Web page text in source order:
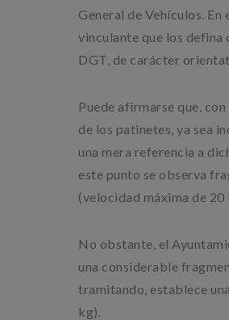
General de Vehículos.
vinculante que los defina
DGT, de carácter
Puede afirmarse que,
de los patinetes, ya sea
una mera referencia a
este punto se observa
(velocidad máxima de
No obstante, el
una considerable
tramitando, establece
kg).